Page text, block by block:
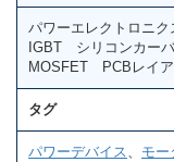
パワーエレクトロニ
IGBT シリコンカー
MOSFET PCBレイ
タグ
パワーデバイス、 モー